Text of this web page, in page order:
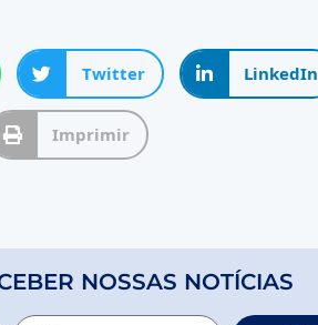
Twitter LinkedIn
Imprimir
NOSSAS NOTÍCIAS